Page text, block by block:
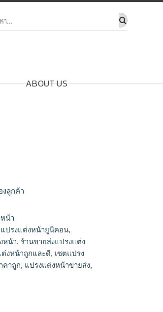
ABOUT US
งลูกค้า
ส่งแปรงแต่งหน้ายูนิคอน,
น้า, ร้านขายส่งแปรงแต่ง
รีวิว, เซตแปรงแต่งหน้าถูก
ปรงแต่งหน้าราคาถูก, แปรง
ยส่งแปรงแต่งหน้ามโรงงา
น้า
ปรงแต่งหน้ายูนิคอน,
หน้า, ร้านขายส่งแปรงแต่ง
ต่งหน้าถูกและดี, เซตแปรง
คาถูก, แปรงแต่งหน้าขายส่ง,